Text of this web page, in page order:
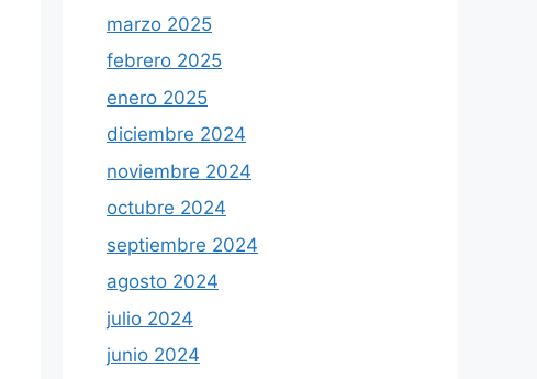
marzo 2025
febrero 2025
enero 2025
diciembre 2024
noviembre 2024
octubre 2024
septiembre 2024
agosto 2024
julio 2024
junio 2024